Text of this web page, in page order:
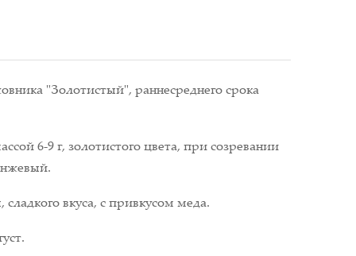
"Золотистый", раннесреднего срока
6-9 г, золотистого цвета, при созревании
вкуса, с привкусом меда.